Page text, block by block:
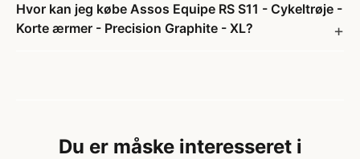
Hvor kan jeg købe Assos Equipe RS S11 - Cykeltrøje -
Korte ærmer - Precision Graphite - XL?
Du er måske interesseret i